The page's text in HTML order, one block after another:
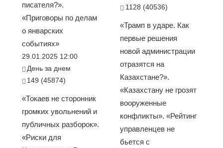
писателя?».
«Приговоры по делам
о январских
событиях»
29.01.2025 12:00
День за днем
149 (45874)
«Токаев не сторонник
громких увольнений и
публичных разборок».
«Риски для
1128 (40536)
«Трамп в ударе. Как
первые решения
новой администрации
отразятся на
Казахстане?».
«Казахстану не грозят
вооруженные
конфликты». «Рейтинг
управленцев не
бьется с